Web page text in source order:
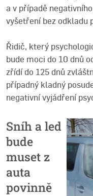
a v případě
vyšetření bez odkladu
Řidič, který
bude moci do 10 dnů
zřídí do 125 dnů
případný kladný
negativní vyjádření
Sníh a led
bude
muset z
auta
povinně